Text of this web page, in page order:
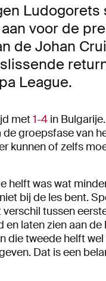
Ludogorets
voor de
de Johan
League.
met1-4 in
groepsfase van
kunnen of zelfs
helft was wat
bij de les bent.
tussen
laten zien aan
die tweede helft
Dat is een